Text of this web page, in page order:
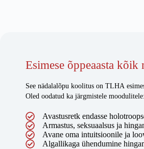
Esimese õppeaasta kõik
See nädalalõpu koolitus on TLHA
Oled oodatud ka järgmistele moodulitele:
Avastusretk endasse
Armastus, seksuaalsus ja
Avane oma intuitsioonile ja
Algallikaga ühendumine